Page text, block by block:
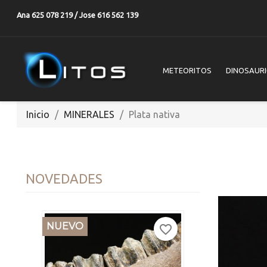
Ana 625 078 219 / Jose 616 562 139
METEORITOS
Inicio MINERALES Plata nativa
NOVEDADES
NUEVO favorite_border